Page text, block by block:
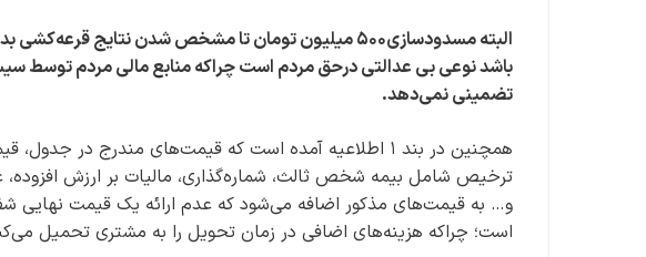
البته مسدودسازی۵۰۰ میلیون تومان تا مشخص شدن نتایج
باشد نوعی بی عدالتی درحق مردم است چراکه منابع مالی مردم توسط
تضمینی نمی‌دهد.
همچنین در بند ۱ اطلاعیه آمده است که قیمت‌های مندرج در
ترخیص شامل بیمه شخص ثالث، شماره‌گذاری، مالیات بر ارزش
و… به قیمت‌های مذکور اضافه می‌شود که عدم ارائه یک قیمت نهایی
است؛ چراکه هزینه‌های اضافی در زمان تحویل را به مشتری تحمیل